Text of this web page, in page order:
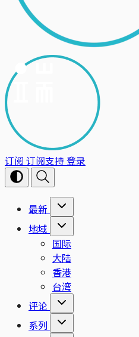
订阅 订阅支持登录
最新
地域
国际
大陆
香港
台湾
评论
系列